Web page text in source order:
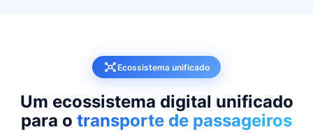
Ecossistema unificado
Um ecossistema digital unificado
para o transporte de passageiros